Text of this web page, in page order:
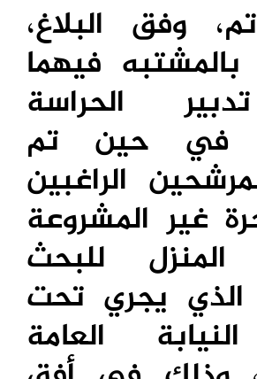
وفق البلاغ،
بالمشتبه فيهما
الحراسة
في حين تم
الراغبين
غير المشروعة
للبحث
الذي يجري تحت
العامة